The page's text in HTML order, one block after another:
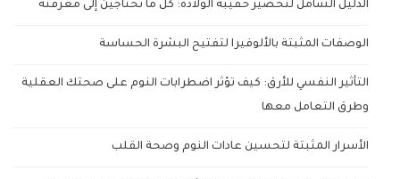
الدليل الشامل لتحضير حقيبة الولادة: كل ما تحتاجين إلى معرفته
الوصفات المثبتة بالألوفيرا لتفتيح البشرة الحساسة
التأثير النفسي للأرق: كيف تؤثر اضطرابات النوم على صحتك العقلية
وطرق التعامل معها
الأسرار المثبتة لتحسين عادات النوم وصحة القلب